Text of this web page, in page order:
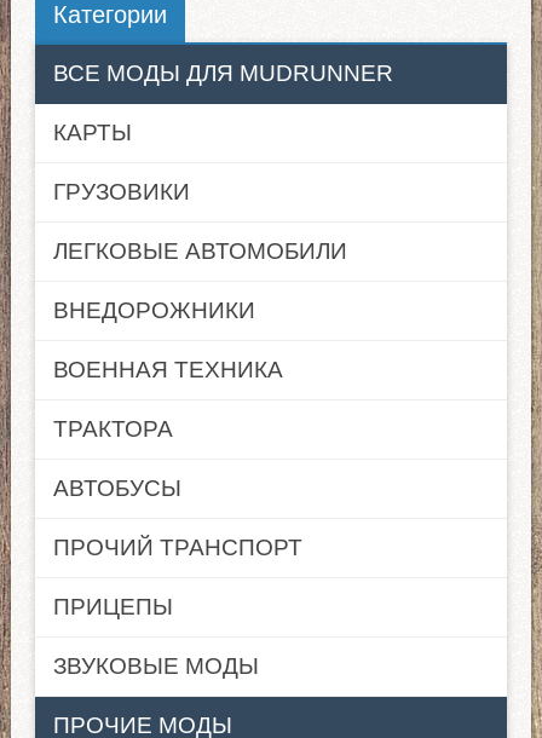
Категории
ВСЕ МОДЫ ДЛЯ MUDRUNNER
КАРТЫ
ГРУЗОВИКИ
ЛЕГКОВЫЕ АВТОМОБИЛИ
ВНЕДОРОЖНИКИ
ВОЕННАЯ ТЕХНИКА
ТРАКТОРА
АВТОБУСЫ
ПРОЧИЙ ТРАНСПОРТ
ПРИЦЕПЫ
ЗВУКОВЫЕ МОДЫ
ПРОЧИЕ МОДЫ